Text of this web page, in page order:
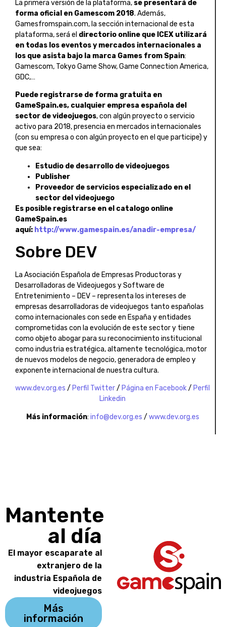
La primera versión de la plataforma, se presentará de
forma oficial en Gamescom 2018. Además,
Gamesfromspain.com, la sección internacional de esta
plataforma, será el directorio online que ICEX utilizará
en todas los eventos y mercados internacionales a
los que asista bajo la marca Games from Spain:
Gamescom, Tokyo Game Show, Game Connection America,
GDC,…
Puede registrarse de forma gratuita en
GameSpain.es, cualquier empresa española del
sector de videojuegos, con algún proyecto o servicio
activo para 2018, presencia en mercados internacionales
(con su empresa o con algún proyecto en el que participe) y
que sea:
Estudio de desarrollo de videojuegos
Publisher
Proveedor de servicios especializado en el
sector del videojuego
Es posible registrarse en el catalogo online
GameSpain.es
aquí: http://www.gamespain.es/anadir-empresa/
Sobre DEV
La Asociación Española de Empresas Productoras y
Desarrolladoras de Videojuegos y Software de
Entretenimiento – DEV – representa los intereses de
empresas desarrolladoras de videojuegos tanto españolas
como internacionales con sede en España y entidades
comprometidas con la evolución de este sector y tiene
como objeto abogar para su reconocimiento institucional
como industria estratégica, altamente tecnológica, motor
de nuevos modelos de negocio, generadora de empleo y
exponente internacional de nuestra cultura.
www.dev.org.es / Perfil Twitter/ Página en Facebook/ Perfil
Linkedin
Más información: info@dev.org.es / www.dev.org.es
Mantente
al día
El mayor escaparate al
extranjero de la
industria Española de
videojuegos
Más
información